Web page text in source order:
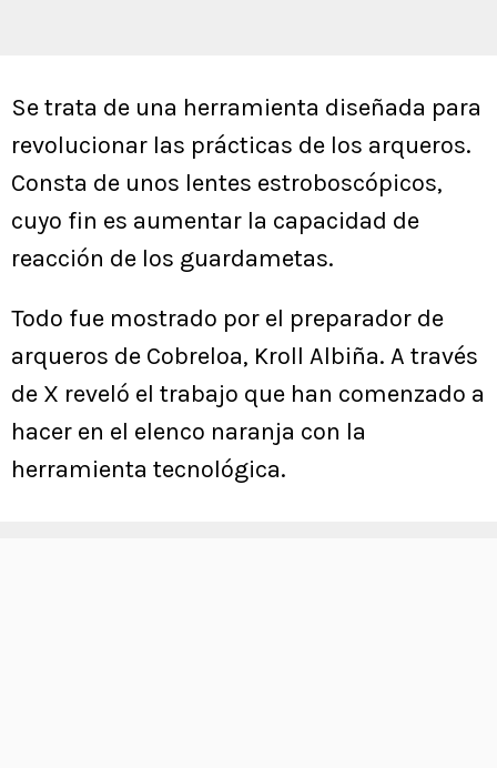
Se trata de una herramienta diseñada para
revolucionar las prácticas de los arqueros.
Consta de unos lentes estroboscópicos,
cuyo fin es aumentar la capacidad de
reacción de los guardametas.
Todo fue mostrado por el preparador de
arqueros de Cobreloa, Kroll Albiña. A través
de X reveló el trabajo que han comenzado a
hacer en el elenco naranja con la
herramienta tecnológica.